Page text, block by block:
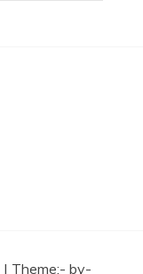
| Theme:- by-